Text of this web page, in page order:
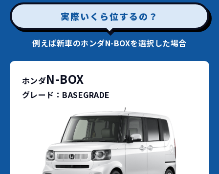
実際いくら位するの？
例えば新車のホンダN-BOXを選択した場合
ホンダN-BOX
グレード：BASEGRADE